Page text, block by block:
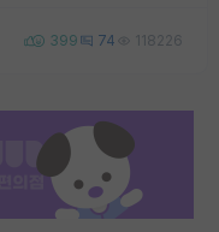
399 74 118226